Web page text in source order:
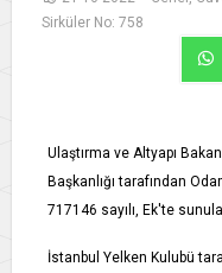
Sirküler No: 758
Ulaştırma ve Altyapı
Başkanlığı tarafından
717146 sayılı, Ek'te
İstanbul Yelken Kulubü